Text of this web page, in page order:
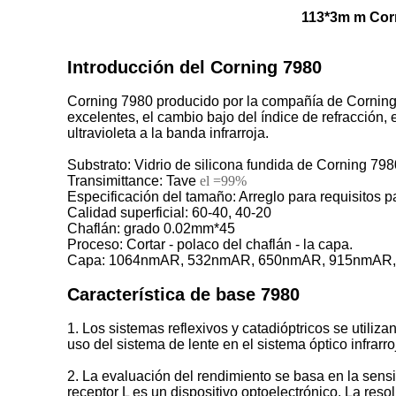
113*3m m
Introducción del Corning 7980
Corning 7980 producido por la compañía de
excelentes, el cambio bajo del índice de
ultravioleta a la banda infrarroja.
Substrato: Vidrio de silicona fundida de Corning
Transimittance: Tave el =99%
Especificación del tamaño: Arreglo para requisitos
Calidad superficial: 60-40, 40-20
Chaflán: grado 0.02mm*45
Proceso: Cortar - polaco del chaflán - la capa.
Capa: 1064nmAR, 532nmAR, 650nmAR,
Característica de base 7980
1. Los sistemas reflexivos y catadióptricos se
uso del sistema de lente en el sistema óptico
2. La evaluación del rendimiento se basa en la
receptor L es un dispositivo optoelectrónico. La